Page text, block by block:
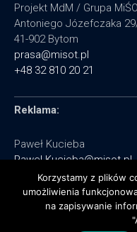
Projekt MdM / Grupa
Antoniego Józefczaka
41-902 Bytom
prasa@misot.pl
+48 32 810 20 21
Reklama:
Paweł Kucieba
Pawel.Kucieba@misot.pl
+48 602 495 064
Korzystamy z plików
umożliwienia
na zapisywanie